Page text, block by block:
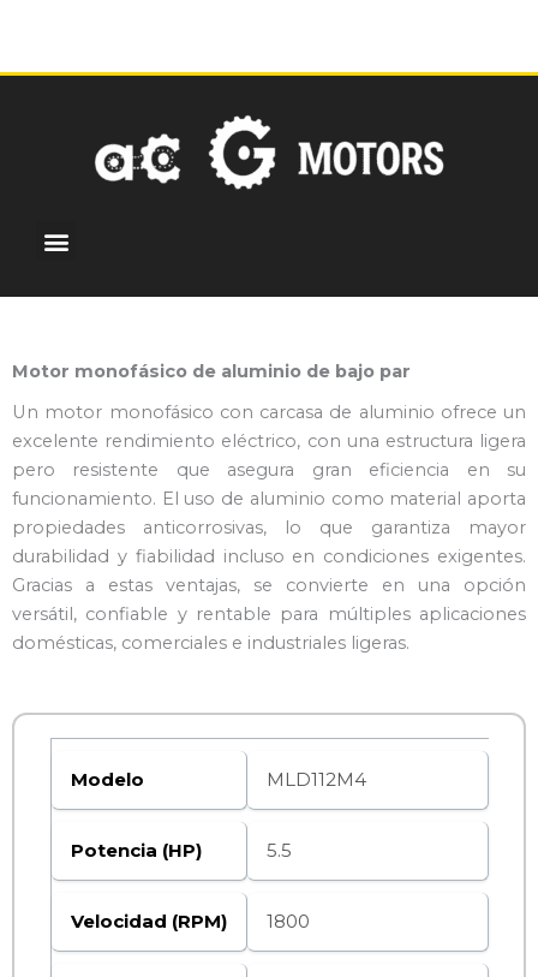
contenido
Menu
Motor monofásico de aluminio de bajo par
Un motor monofásico con carcasa de aluminio ofrece un
excelente rendimiento eléctrico, con una estructura ligera
pero resistente que asegura gran eficiencia en su
funcionamiento. El uso de aluminio como material aporta
propiedades anticorrosivas, lo que garantiza mayor
durabilidad y fiabilidad incluso en condiciones exigentes.
Gracias a estas ventajas, se convierte en una opción
versátil, confiable y rentable para múltiples aplicaciones
domésticas, comerciales e industriales ligeras.
Modelo MLD112M4
Potencia (HP) 5.5
Velocidad (RPM) 1800